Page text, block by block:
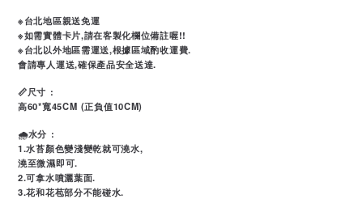
※台北地區親送免運
※如需實體卡片,請在客製化欄位備註喔!!
※台北以外地區需運送,根據區域酌收運費.
會請專人運送,確保產品安全送達.
📏尺寸 :
高60*寬45CM (正負值10CM)
🌧水分 :
1.水苔顏色變淺變乾就可澆水,
澆至微濕即可.
2.可拿水噴灑葉面.
3.花和花苞部分不能碰水.